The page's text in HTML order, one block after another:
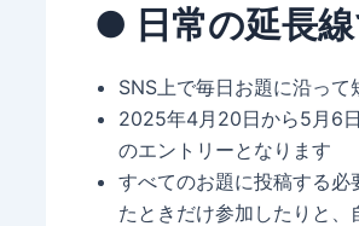
● 日常の延長
SNS上で毎日お題に沿っ
2025年4月20日から5月6
のエントリーとなります
すべてのお題に投稿する
たときだけ参加したりと